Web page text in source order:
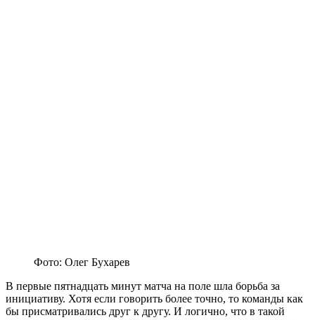
Фото: Олег Бухарев
В первые пятнадцать минут матча на поле шла борьба за
инициативу. Хотя если говорить более точно, то команды как
бы присматривались друг к другу. И логично, что в такой